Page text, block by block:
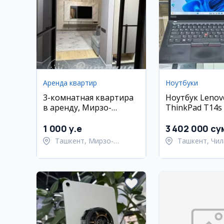
Аренда квартир
3-комнатная квартира
в аренду, Мирзо-
Ташкент
1 000 y.e
Ташкент, Мирзо-
Ноутбуки
Ноутбук
ThinkPad T14s
сенсорный
3 402 000
Ташкент,